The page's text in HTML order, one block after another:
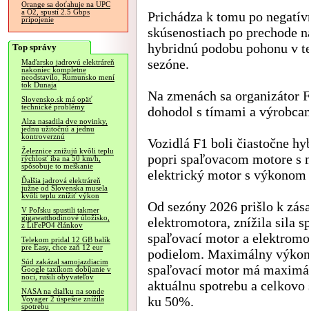
Orange sa doťahuje na UPC
a O2, spustí 2.5 Gbps
pripojenie
Top správy
Maďarsko jadrovú elektráreň
nakoniec kompletne
neodstavilo, Rumunsko mení
tok Dunaja
Slovensko.sk má opäť
technické problémy
Alza nasadila dve novinky,
jednu užitočnú a jednu
kontroverznú
Železnice znižujú kvôli teplu
rýchlosť iba na 50 km/h,
spôsobuje to meškanie
Ďalšia jadrová elektráreň
južne od Slovenska musela
kvôli teplu znížiť výkon
V Poľsku spustili takmer
gigawatthodinové úložisko,
z LiFePO4 článkov
Telekom pridal 12 GB balík
pre Easy, chce zaň 12 eur
Súd zakázal samojazdiacim
Google taxíkom dobíjanie v
noci, rušili obyvateľov
NASA na diaľku na sonde
Voyager 2 úspešne znížila
spotrebu
Prichádza k tomu po
skúsenostiach po prechode
hybridnú podobu pohonu v
sezóne.
Na zmenách sa organizátor
dohodol s tímami a
Vozidlá F1 boli čiastočne
popri spaľovacom motore
elektrický motor s výkonom
Od sezóny 2026 prišlo k
elektromotora, znížila sila
spaľovací motor a
podielom. Maximálny
spaľovací motor má
aktuálnu spotrebu a
ku 50%.